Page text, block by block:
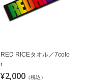
RED RICEタオル／7colo
r
¥2,000 （税込）